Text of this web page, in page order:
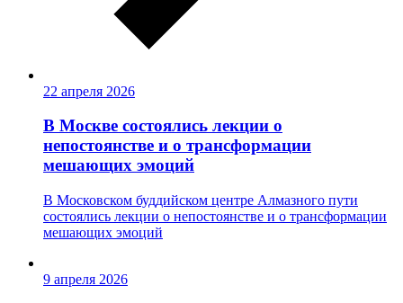
22 апреля 2026
В Москве состоялись лекции о
непостоянстве и о трансформации
мешающих эмоций
В Московском буддийском центре Алмазного пути
состоялись лекции о непостоянстве и о трансформации
мешающих эмоций
9 апреля 2026